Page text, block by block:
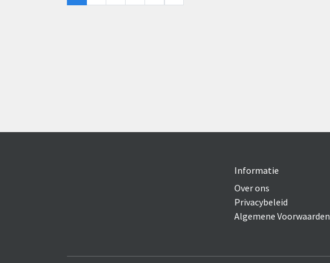
Informatie
Over ons
Privacybeleid
Algemene Voorwaarden